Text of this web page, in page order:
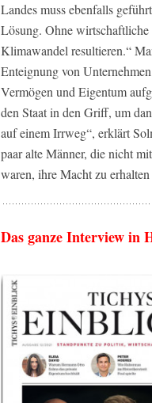
Landes muss ebenfalls
Lösung. Ohne
Klimawandel resultieren.“
Enteignung von
Vermögen und Eigentum
den Staat in den Griff, um
auf einem Irrweg“, erklärt
paar alte Männer, die nicht
waren, ihre Macht zu
Das ganze Interview in